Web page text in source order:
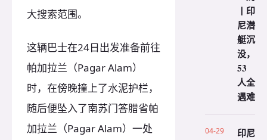
大搜索范围。
这辆巴士在24日出发准备前往
帕加拉兰（Pagar Alam）
时，在傍晚撞上了水泥护栏，
随后便坠入了南苏门答腊省帕
加拉兰（Pagar Alam）一处
丨印
尼潜
艇沉
没，
53
人全
遇难
04-29
印尼